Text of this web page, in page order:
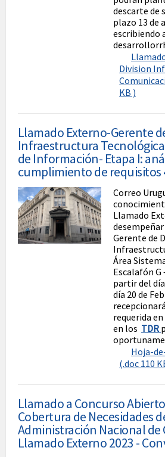
descarte de
plazo 13 de
escribiendo
Division
KB )
Llamado Externo-Gerente
Infraestructura
de Información- Etapa I:
cumplimiento de requisitos
Correo
Llamado
Gerente de
Área
Escalafón G
partir del
día 20 de
requerida
en los TDR
Hoja-
(.doc 110
Llamado a Concurso
Cobertura de Necesidades
Administración Nacional de
Llamado Externo 2023 -